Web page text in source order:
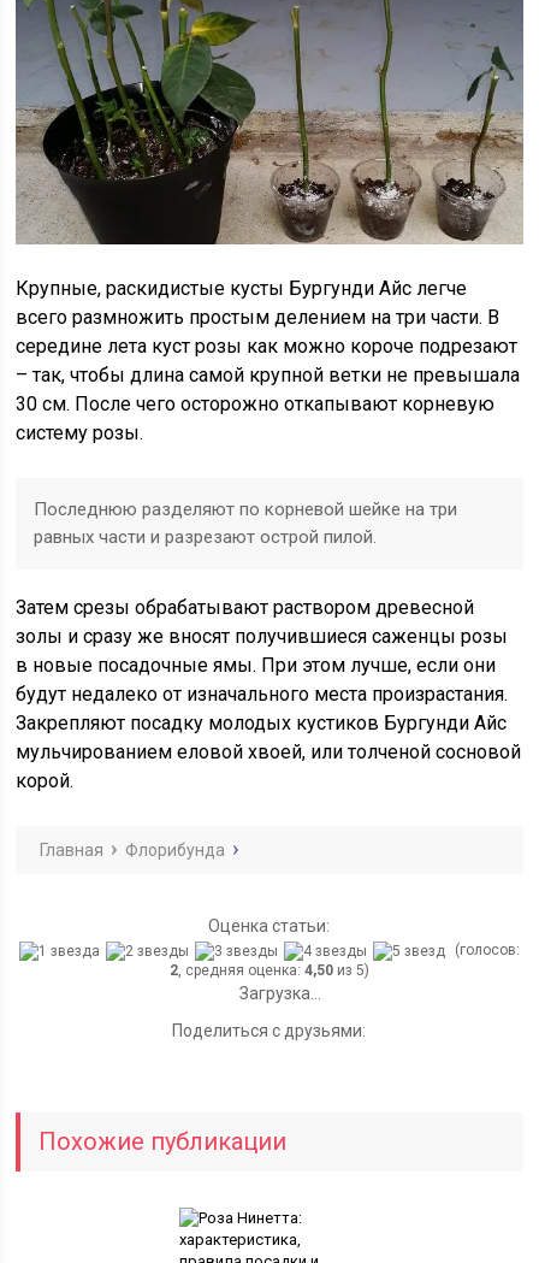
Крупные, раскидистые кусты Бургунди Айс легче
всего размножить простым делением на три части. В
середине лета куст розы как можно короче подрезают
– так, чтобы длина самой крупной ветки не превышала
30 см. После чего осторожно откапывают корневую
систему розы.
Последнюю разделяют по корневой шейке на три
равных части и разрезают острой пилой.
Затем срезы обрабатывают раствором древесной
золы и сразу же вносят получившиеся саженцы розы
в новые посадочные ямы. При этом лучше, если они
будут недалеко от изначального места произрастания.
Закрепляют посадку молодых кустиков Бургунди Айс
мульчированием еловой хвоей, или толченой сосновой
корой.
Главная Флорибунда
Оценка статьи:
(голосов:
2, средняя оценка: 4,50из 5)
Загрузка...
Поделиться с друзьями:
Похожие публикации